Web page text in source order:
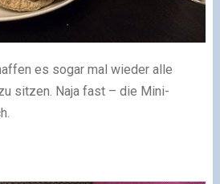
es sogar mal wieder alle
sitzen. Naja fast – die Mini-